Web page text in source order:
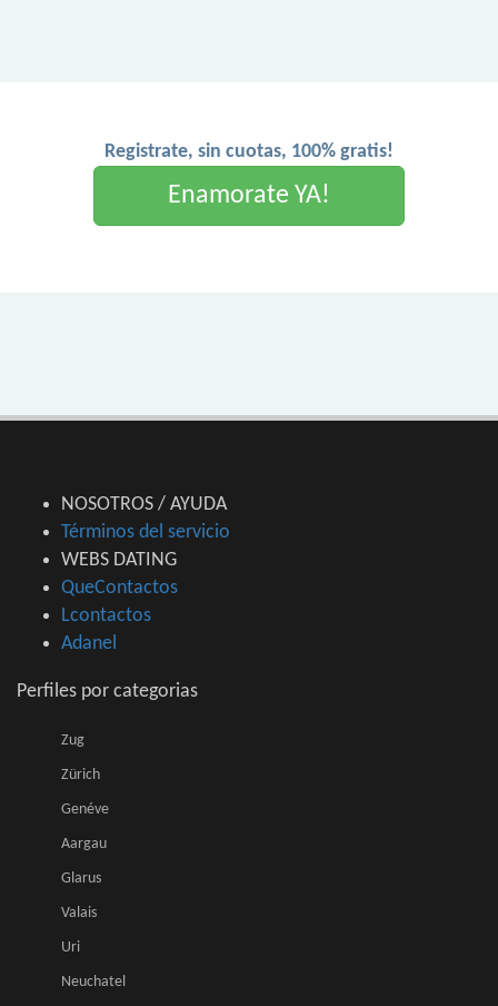
Registrate, sin cuotas, 100% gratis!
Enamorate YA!
NOSOTROS / AYUDA
Términos del servicio
WEBS DATING
QueContactos
Lcontactos
Adanel
Perfiles por categorias
Zug
Zürich
Genéve
Aargau
Glarus
Valais
Uri
Neuchatel